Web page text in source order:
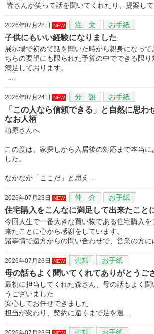
皆さんが笑って話を聞いてくれたり、提案し
2026年07月28日 NEW 注 文 お手紙
子供にもいい経験になりました
展示場で初めて話を聞いた時から親身になって
ちらの要望にも限られた予算の中でできる限
満足しております。
2026年07月24日 NEW 分 譲 お手紙
「この人なら信頼できる」と自然に思わ
なお人柄
埴原さんへ
この度は、家探しから入居後の対応まで本当に
した。
なかなか「ここだ」と思え…
2026年07月23日 NEW 仲 介 お手紙
住宅購入をこんなに満足して出来たこと
今回人生で一番大きな買い物である住宅購入を
来たことに心から感謝をしています。
諸事情で遠方からの問い合わせで、営業の方に
2026年07月23日 NEW 売却 お手紙
母の話もよく聞いてくれてありがとうご
最初に担当してくれた森さん、母の話もよく聞
うございました
安心してお任せできました
担当が変わり、契約に遠くまで足を運…
売却 お手紙